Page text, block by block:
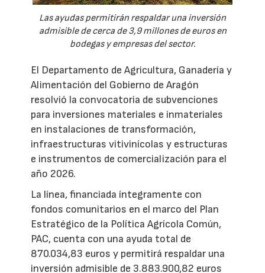
Las ayudas permitirán respaldar una inversión
admisible de cerca de 3,9 millones de euros en
bodegas y empresas del sector.
El Departamento de Agricultura, Ganadería y
Alimentación del Gobierno de Aragón
resolvió la convocatoria de subvenciones
para inversiones materiales e inmateriales
en instalaciones de transformación,
infraestructuras vitivinícolas y estructuras
e instrumentos de comercialización para el
año 2026.
La línea, financiada íntegramente con
fondos comunitarios en el marco del Plan
Estratégico de la Política Agrícola Común,
PAC, cuenta con una ayuda total de
870.034,83 euros y permitirá respaldar una
inversión admisible de 3.883.900,82 euros